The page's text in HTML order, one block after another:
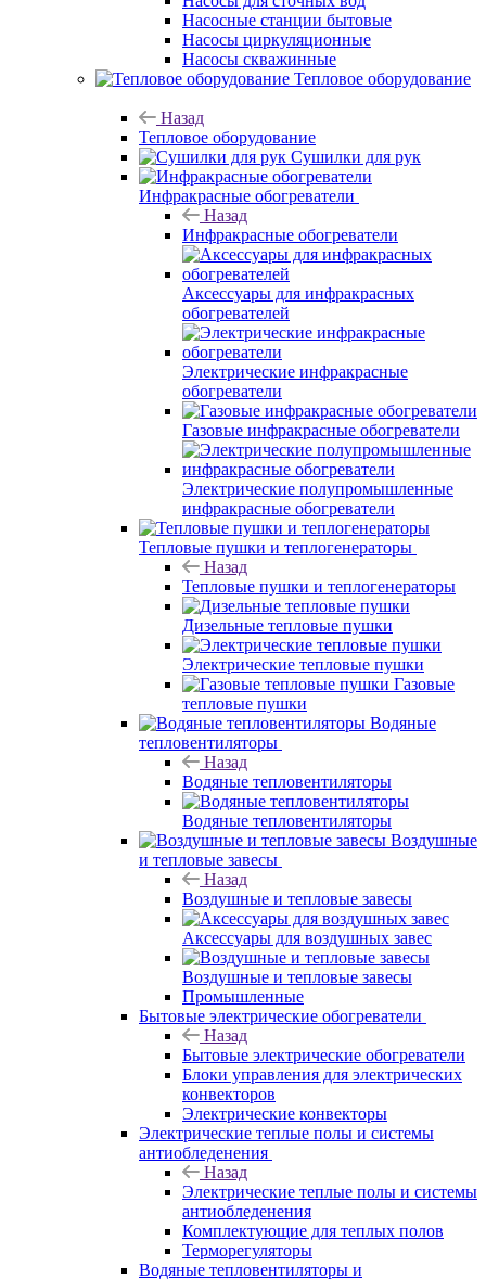
Насосные станции бытовые
Насосы циркуляционные
Насосы скважинные
Тепловое оборудование
Назад
Тепловое оборудование
Сушилки для рук
Инфракрасные обогреватели
Назад
Инфракрасные обогреватели
Аксессуары для инфракрасных
обогревателей
Электрические инфракрасные
обогреватели
Газовые инфракрасные обогреватели
Электрические полупромышленные
инфракрасные обогреватели
Тепловые пушки и теплогенераторы
Назад
Тепловые пушки и теплогенераторы
Дизельные тепловые пушки
Электрические тепловые пушки
Газовые
тепловые пушки
Водяные
тепловентиляторы
Назад
Водяные тепловентиляторы
Водяные тепловентиляторы
Воздушные
и тепловые завесы
Назад
Воздушные и тепловые завесы
Аксессуары для воздушных завес
Воздушные и тепловые завесы
Промышленные
Бытовые электрические обогреватели
Назад
Бытовые электрические обогреватели
Блоки управления для электрических
конвекторов
Электрические конвекторы
Электрические теплые полы и системы
антиобледенения
Назад
Электрические теплые полы и системы
антиобледенения
Комплектующие для теплых полов
Терморегуляторы
Водяные тепловентиляторы и